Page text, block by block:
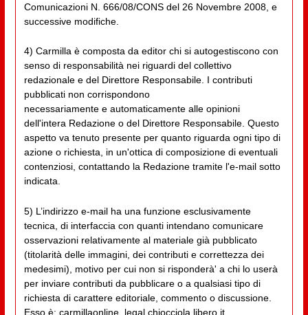
Comunicazioni N. 666/08/CONS del 26 Novembre 2008, e
successive modifiche.
4) Carmilla è composta da editor chi si autogestiscono con
senso di responsabilità nei riguardi del collettivo
redazionale e del Direttore Responsabile. I contributi
pubblicati non corrispondono
necessariamente e automaticamente alle opinioni
dell'intera Redazione o del Direttore Responsabile. Questo
aspetto va tenuto presente per quanto riguarda ogni tipo di
azione o richiesta, in un'ottica di composizione di eventuali
contenziosi, contattando la Redazione tramite l'e-mail sotto
indicata.
5) L’indirizzo e-mail ha una funzione esclusivamente
tecnica, di interfaccia con quanti intendano comunicare
osservazioni relativamente al materiale già pubblicato
(titolarità delle immagini, dei contributi e correttezza dei
medesimi), motivo per cui non si risponderà' a chi lo userà
per inviare contributi da pubblicare o a qualsiasi tipo di
richiesta di carattere editoriale, commento o discussione.
Esso è: carmillaonline_legal chiocciola libero.it